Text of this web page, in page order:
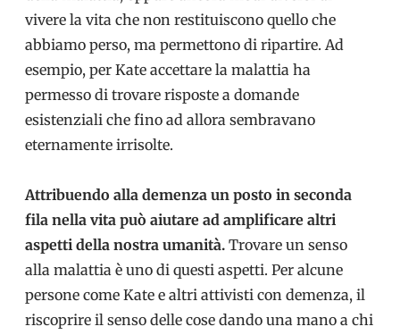
vivere la vita che non restituiscono quello che
abbiamo perso, ma permettono di ripartire. Ad
esempio, per Kate accettare la malattia ha
permesso di trovare risposte a domande
esistenziali che fino ad allora sembravano
eternamente irrisolte.
Attribuendo alla demenza un posto in seconda
fila nella vita può aiutare ad amplificare altri
aspetti della nostra umanità. Trovare un senso
alla malattia è uno di questi aspetti. Per alcune
persone come Kate e altri attivisti con demenza, il
riscoprire il senso delle cose dando una mano a chi